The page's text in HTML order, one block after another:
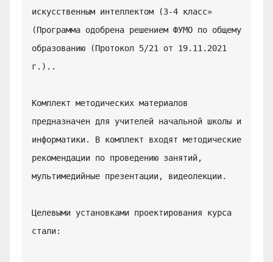
искусственным интеллектом (3-4 класс»
(Программа одобрена решением ФУМО по общему
образованию (Протокол 5/21 от 19.11.2021
г.)..
Комплект методических материалов
предназначен для учителей начальной школы и
информатики. В комплект входят методические
рекомендации по проведению занятий,
мультимедийные презентации, видеолекции.
Целевыми установками проектирования курса
стали: